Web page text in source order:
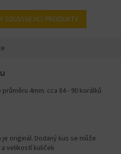
SOUVISEJÍCÍ PRODUKTY
4mm. cca 84 - 90 korálků
originál. Dodaný kus se může
velikostí kuliček